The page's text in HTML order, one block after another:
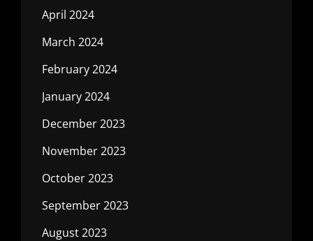
April 2024
March 2024
February 2024
January 2024
December 2023
November 2023
October 2023
September 2023
August 2023